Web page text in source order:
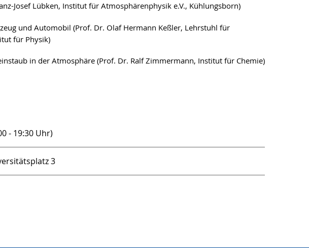
Josef Lübken, Institut für Atmosphärenphysik e.V., Kühlungsborn)
und Automobil (Prof. Dr. Olaf Hermann Keßler, Lehrstuhl für
für Physik)
in der Atmosphäre (Prof. Dr. Ralf Zimmermann, Institut für Chemie)
- 19:30 Uhr)
3